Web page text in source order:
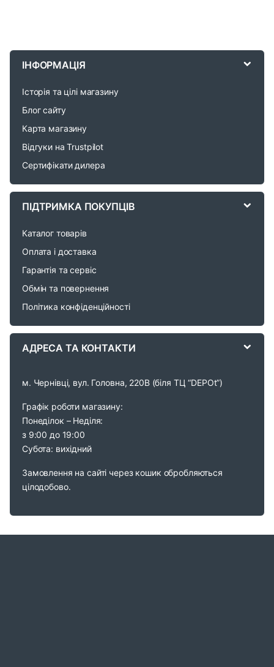
C
ІНФОРМАЦІЯ
Історія та цілі магазину
Блог сайту
Карта магазину
Відгуки на Trustpilot
Сертифікати дилера
ПІДТРИМКА ПОКУПЦІВ
Каталог товарів
Оплата і доставка
Гарантія та сервіс
Обмін та повернення
Політика конфіденційності
АДРЕСА ТА КОНТАКТИ
м. Чернівці, вул. Головна, 220В (біля ТЦ “DEPOt”)
Графік роботи магазину:
Понеділок – Неділя:
з 9:00 до 19:00
Субота: вихідний
Замовлення на сайті через кошик обробляються
цілодобово.